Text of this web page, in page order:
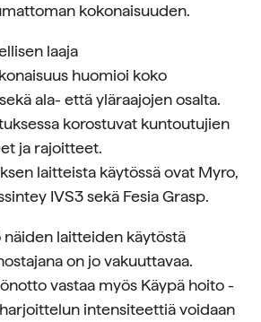
kokonaisuuden.
laaja
huomioi koko
ala- että yläraajojen osalta.
korostuvat kuntoutujien
ja rajoitteet.
laitteista käytössä ovat Myro,
IVS3 sekä Fesia Grasp.
näiden laitteiden käytöstä
on jo vakuuttavaa.
vastaa myös Käypä hoito -
intensiteettiä voidaan